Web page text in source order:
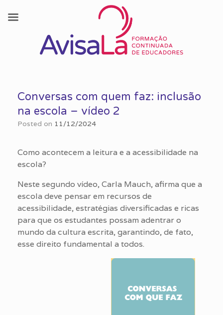
contentConversas com quem faz: inclusão
na escola – vídeo 2
Posted on 11/12/2024
Como acontecem a leitura e a acessibilidade na
escola?
Neste segundo vídeo, Carla Mauch, afirma que a
escola deve pensar em recursos de
acessibilidade, estratégias diversificadas e ricas
para que os estudantes possam adentrar o
mundo da cultura escrita, garantindo, de fato,
esse direito fundamental a todos.